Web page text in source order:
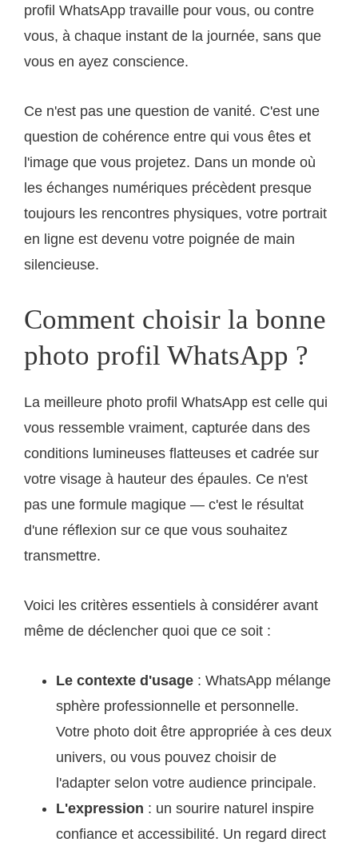
profil WhatsApp travaille pour vous, ou contre
vous, à chaque instant de la journée, sans que
vous en ayez conscience.
Ce n'est pas une question de vanité. C'est une
question de cohérence entre qui vous êtes et
l'image que vous projetez. Dans un monde où
les échanges numériques précèdent presque
toujours les rencontres physiques, votre portrait
en ligne est devenu votre poignée de main
silencieuse.
Comment choisir la bonne
photo profil WhatsApp ?
La meilleure photo profil WhatsApp est celle qui
vous ressemble vraiment, capturée dans des
conditions lumineuses flatteuses et cadrée sur
votre visage à hauteur des épaules. Ce n'est
pas une formule magique — c'est le résultat
d'une réflexion sur ce que vous souhaitez
transmettre.
Voici les critères essentiels à considérer avant
même de déclencher quoi que ce soit :
Le contexte d'usage : WhatsApp mélange
sphère professionnelle et personnelle.
Votre photo doit être appropriée à ces deux
univers, ou vous pouvez choisir de
l'adapter selon votre audience principale.
L'expression : un sourire naturel inspire
confiance et accessibilité. Un regard direct